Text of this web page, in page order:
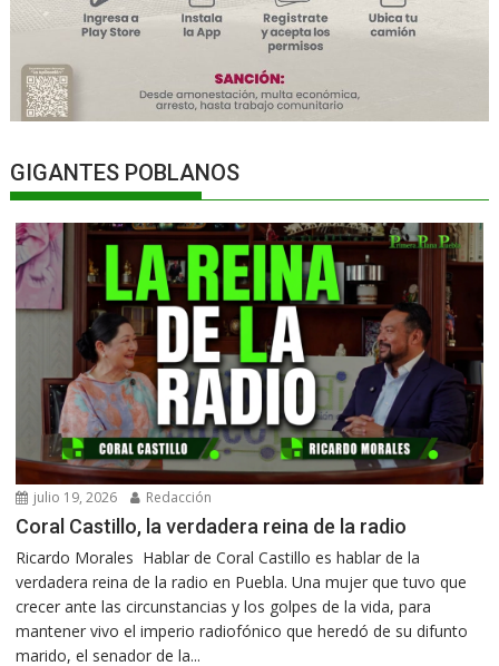
GIGANTES POBLANOS
julio 19, 2026 Redacción
Coral Castillo, la verdadera reina de la radio
Ricardo Morales Hablar de Coral Castillo es hablar de la
verdadera reina de la radio en Puebla. Una mujer que tuvo que
crecer ante las circunstancias y los golpes de la vida, para
mantener vivo el imperio radiofónico que heredó de su difunto
marido, el senador de la...